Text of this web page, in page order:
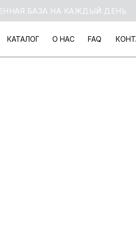
БАЗА НА КАЖДЫЙ ДЕНЬ
О НАС FAQ
КАТАЛОГ